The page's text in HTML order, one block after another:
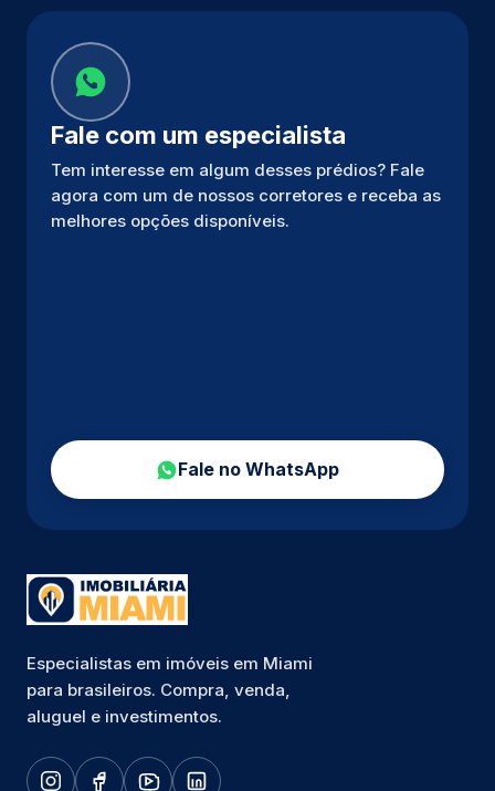
Fale com um especialista
Tem interesse em algum desses prédios? Fale
agora com um de nossos corretores e receba as
melhores opções disponíveis.
Fale no WhatsApp
Especialistas em imóveis em Miami
para brasileiros. Compra, venda,
aluguel e investimentos.